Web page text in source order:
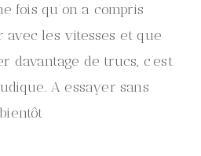
fois qu’on a compris
avec les vitesses et que
davantage de trucs, c’est
A essayer sans